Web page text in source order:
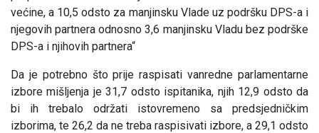
većine, a 10,5 odsto za manjinsku Vlade uz podršku DPS-a i
njegovih partnera odnosno 3,6 manjinsku Vladu bez podrške
DPS-a i njihovih partnera“
Da je potrebno što prije raspisati vanredne parlamentarne
izbore mišljenja je 31,7 odsto ispitanika, njih 12,9 odsto da
bi ih trebalo održati istovremeno sa predsjedničkim
izborima, te 26,2 da ne treba raspisivati izbore, a 29,1 odsto